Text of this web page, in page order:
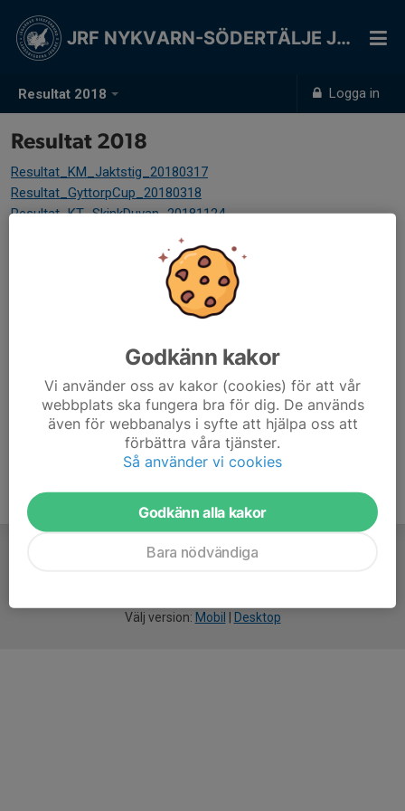
Resultat 2018 Logga in
JRF NYKVARN-SÖDERTÄLJE JSK
Resultat 2018
Resultat_KM_Jaktstig_20180317
Resultat_GyttorpCup_20180318
Resultat_KT_SkinkDuvan_20181124
Välj version: Mobil Desktop
Godkänn kakor
Vi använder oss av kakor (cookies) för att vår
webbplats ska fungera bra för dig. De används
även för webbanalys i syfte att hjälpa oss att
förbättra våra tjänster.
Så använder vi cookies
Godkänn alla kakor
Bara nödvändiga